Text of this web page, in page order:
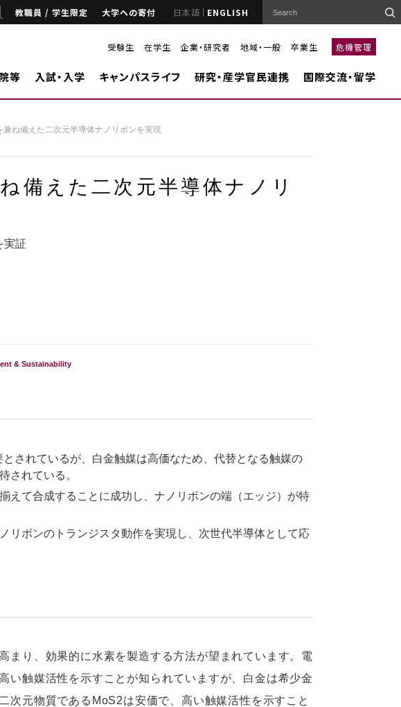
教職員 / 学生限定 大学への寄付 日本語 ENGLISH
受験生 在学生 企業・研究者 地域・一般 卒業生 危機管理
等 入試・入学 キャンパスライフ 研究・産学官民連携 国際交流・留学
ね備えた二次元半導体ナノリボンを実現
備えた二次元半導体ナノリ
実証
& Sustainability
されているが、白金触媒は高価なため、代替となる触媒の
されている。
えて合成することに成功し、ナノリボンの端（エッジ）が特
リボンのトランジスタ動作を実現し、次世代半導体として応
まり、効果的に水素を製造する方法が望まれています。電
い触媒活性を示すことが知られていますが、白金は希少金
次元物質であるMoS2は安価で、高い触媒活性を示すこと